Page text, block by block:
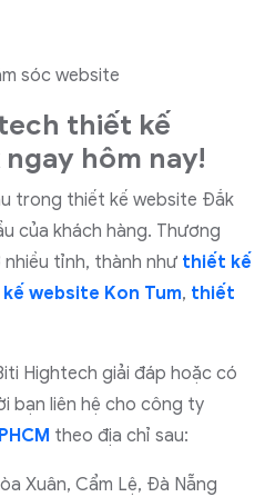
sóc website
thiết kế
hôm nay!
trong thiết kế website Đắk
của khách hàng. Thương
tỉnh, thành như thiết kế
website Kon Tum, thiết
Hightech giải đáp hoặc có
bạn liên hệ cho công ty
theo địa chỉ sau:
Xuân, Cẩm Lệ, Đà Nẵng